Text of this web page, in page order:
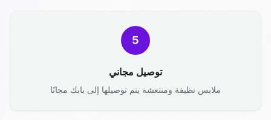
5
توصيل مجاني
ملابس نظيفة ومنتعشة يتم توصيلها إلى بابك مجانًا